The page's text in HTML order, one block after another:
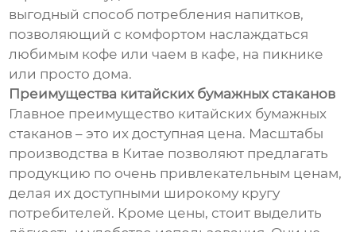
выгодный способ потребления напитков,
позволяющий с комфортом наслаждаться
любимым кофе или чаем в кафе, на пикнике
или просто дома.
Преимущества китайских бумажных стаканов
Главное преимущество китайских бумажных
стаканов – это их доступная цена. Масштабы
производства в Китае позволяют предлагать
продукцию по очень привлекательным ценам,
делая их доступными широкому кругу
потребителей. Кроме цены, стоит выделить